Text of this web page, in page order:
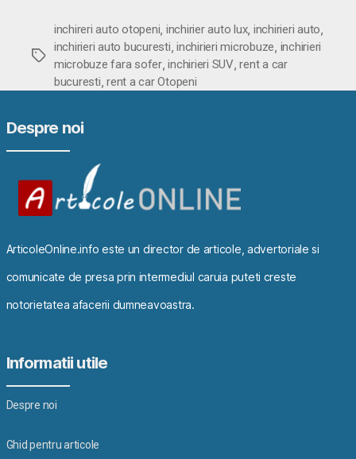
Etichete
inchireri auto otopeni, inchirier auto lux, inchirieri auto,
inchirieri auto bucuresti,inchirieri microbuze, inchirieri
microbuze fara sofer,inchirieri SUV,rent a car
bucuresti,rent a car Otopeni
Despre noi
ArticoleOnline.info este un director de articole, advertoriale si
comunicate de presa prin intermediul caruia puteti creste
notorietatea afacerii dumneavoastra.
Informatii utile
Despre noi
Ghid pentru articole